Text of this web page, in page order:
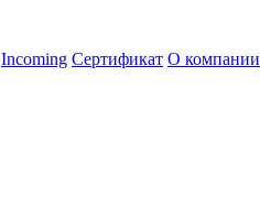
Incoming Сертификат О компании